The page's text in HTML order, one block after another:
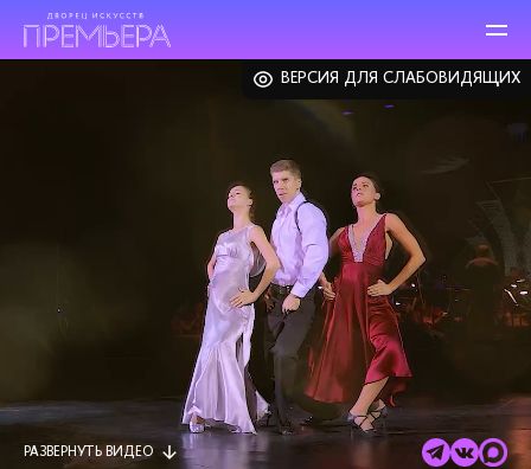
ВЕРСИЯ ДЛЯ СЛАБОВИДЯЩИХ
РАЗВЕРНУТЬ ВИДЕО